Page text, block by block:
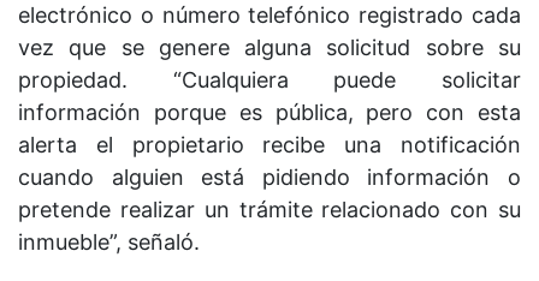
electrónico o número telefónico registrado cada
vez que se genere alguna solicitud sobre su
propiedad. “Cualquiera puede solicitar
información porque es pública, pero con esta
alerta el propietario recibe una notificación
cuando alguien está pidiendo información o
pretende realizar un trámite relacionado con su
inmueble”, señaló.